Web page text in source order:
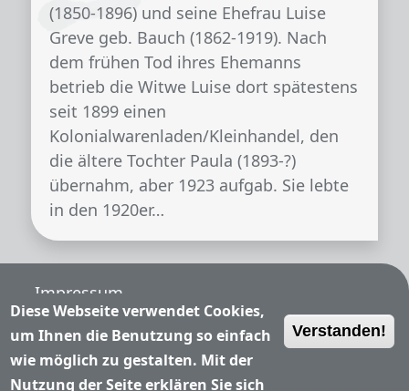
(1850-1896) und seine Ehefrau Luise
Greve geb. Bauch (1862-1919). Nach
dem frühen Tod ihres Ehemanns
betrieb die Witwe Luise dort spätestens
seit 1899 einen
Kolonialwarenladen/Kleinhandel, den
die ältere Tochter Paula (1893-?)
übernahm, aber 1923 aufgab. Sie lebte
in den 1920er…
Fußzeile
Impressum
Nutzungsbedingungen
Datenschutzerklärung
Diese Webseite verwendet Cookies,
um Ihnen die Benutzung so einfach
wie möglich zu gestalten. Mit der
Nutzung der Seite erklären Sie sich
Verstanden!